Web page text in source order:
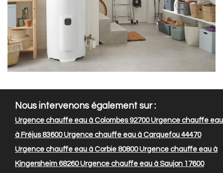
Nous intervenons également sur :
Urgence chauffe eau à Colombes 92700Urgence chauffe eau
à Fréjus 83600Urgence chauffe eau à Carquefou 44470
Urgence chauffe eau à Corbie 80800Urgence chauffe eau à
Kingersheim 68260Urgence chauffe eau à Saujon 17600